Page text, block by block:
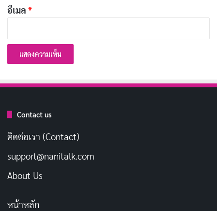
(2026) หนังบราซิลที่มีแค่เงาไร้มิติ
สิ่งที่น่าประทับใจคือแพรตต์สามารถถ่ายทอดความสับสน
ยุติธรรมได้อย่างน่าเชื่อ แม้บางจังหวะจะดูเหมือน
“พยายามมากไป” แต่โดยรวมถือว่าเขาพิสูจน์ตัวเองได้ว่า
ภัยเท่านั้น
ไฮไลต์ของหนัง แม้เธอจะไม่ได้อยู่ในห้องเดียวกับแพรตต์
อีเมล *
Contact us
ติดต่อเรา (Contact)
support@nanitalk.com
About Us
หน้าหลัก